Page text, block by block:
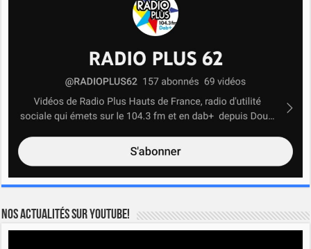
Nos actualités sur YOUTUBE!